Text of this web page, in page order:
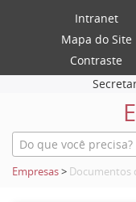
Intranet
Mapa do Site
Contraste
Empresas> Documentos